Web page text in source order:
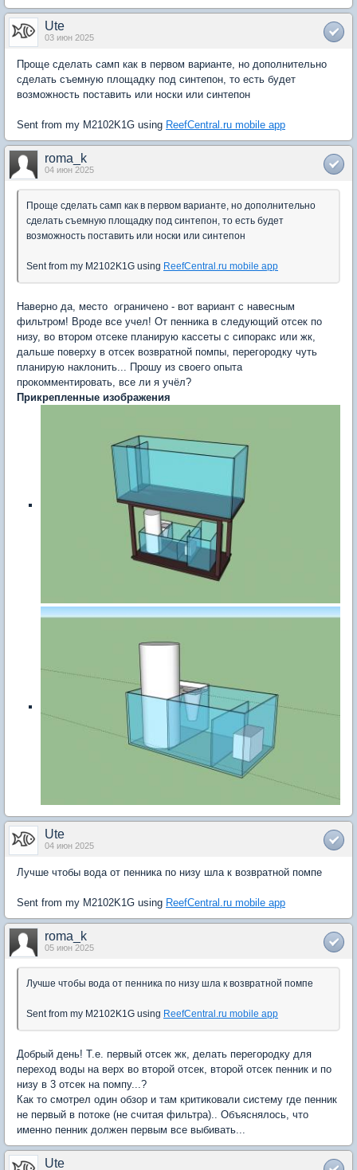
Ute
03 июн 2025
Проще сделать самп как в первом варианте, но дополнительно
сделать съемную площадку под синтепон, то есть будет
возможность поставить или носки или синтепон
Sent from my M2102K1G using ReefCentral.ru mobile app
roma_k
04 июн 2025
Проще сделать самп как в первом варианте, но дополнительно
сделать съемную площадку под синтепон, то есть будет
возможность поставить или носки или синтепон
Sent from my M2102K1G using ReefCentral.ru mobile app
Наверно да, место ограничено - вот вариант с навесным
фильтром! Вроде все учел! От пенника в следующий отсек по
низу, во втором отсеке планирую кассеты с сипоракс или жк,
дальше поверху в отсек возвратной помпы, перегородку чуть
планирую наклонить... Прошу из своего опыта
прокомментировать, все ли я учёл?
Прикрепленные изображения
Ute
04 июн 2025
Лучше чтобы вода от пенника по низу шла к возвратной помпе
Sent from my M2102K1G using ReefCentral.ru mobile app
roma_k
05 июн 2025
Лучше чтобы вода от пенника по низу шла к возвратной помпе
Sent from my M2102K1G using ReefCentral.ru mobile app
Добрый день! Т.е. первый отсек жк, делать перегородку для
переход воды на верх во второй отсек, второй отсек пенник и по
низу в 3 отсек на помпу...?
Как то смотрел один обзор и там критиковали систему где пенник
не первый в потоке (не считая фильтра).. Объяснялось, что
именно пенник должен первым все выбивать...
Ute